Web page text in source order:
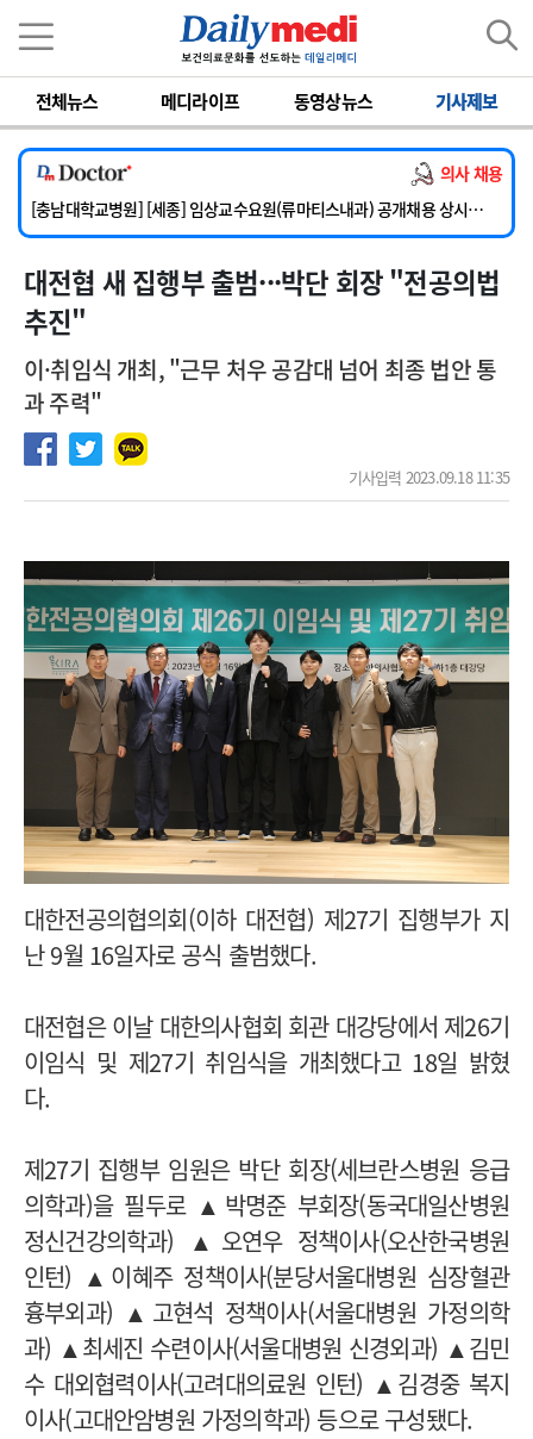
전체뉴스 메디라이프 동영상뉴스 기사제보
의사 채용
[단국대학교병원] 임상전담교원 및 전임의 초빙
[해운대부민병원] [해운대] 2026년 하반기 인턴 모집
[서울아산병원] 건강증진센터 소화기파트 건진교수 초빙
[충남대학교병원] [세종] 임상교수요원(류마티스내과) 공개채용 상시모집
[이대서울병원] 정형외과 일반의 초빙
[단국대학교병원] 임상전담교원 및 전임의 초빙
[해운대부민병원] [해운대] 2026년 하반기 인턴 모집
대전협 새 집행부 출범···박단 회장 "전공의법
추진"
이·취임식 개최, "근무 처우 공감대 넘어 최종 법안 통
과 주력"
기사입력 2023.09.18 11:35
대한전공의협의회(이하 대전협) 제27기 집행부가 지
난 9월 16일자로 공식 출범했다.
대전협은 이날 대한의사협회 회관 대강당에서 제26기
이임식 및 제27기 취임식을 개최했다고 18일 밝혔
다.
제27기 집행부 임원은 박단 회장(세브란스병원 응급
의학과)을 필두로 ▲박명준 부회장(동국대일산병원
정신건강의학과) ▲오연우 정책이사(오산한국병원
인턴) ▲이혜주 정책이사(분당서울대병원 심장혈관
흉부외과) ▲고현석 정책이사(서울대병원 가정의학
과) ▲최세진 수련이사(서울대병원 신경외과) ▲김민
수 대외협력이사(고려대의료원 인턴) ▲김경중 복지
이사(고대안암병원 가정의학과) 등으로 구성됐다.